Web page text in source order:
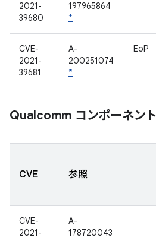
2021-
39680
197965864
*
CVE-
2021-
39681
A-
200251074
*
EoP
Qualcomm コンポーネント
CVE 参照
CVE-
2021-
A-
178720043